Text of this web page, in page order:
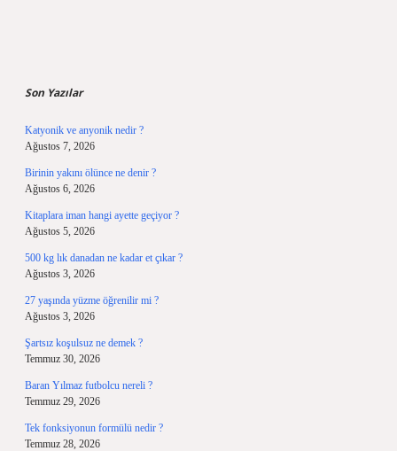
Son Yazılar
Katyonik ve anyonik nedir ?
Ağustos 7, 2026
Birinin yakını ölünce ne denir ?
Ağustos 6, 2026
Kitaplara iman hangi ayette geçiyor ?
Ağustos 5, 2026
500 kg lık danadan ne kadar et çıkar ?
Ağustos 3, 2026
27 yaşında yüzme öğrenilir mi ?
Ağustos 3, 2026
Şartsız koşulsuz ne demek ?
Temmuz 30, 2026
Baran Yılmaz futbolcu nereli ?
Temmuz 29, 2026
Tek fonksiyonun formülü nedir ?
Temmuz 28, 2026